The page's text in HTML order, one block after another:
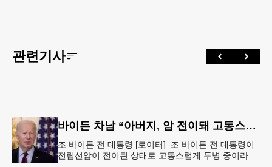
관련기사
바이든 차남 “아버지, 암 전이돼 고통스럽게 투병 중”
조 바이든 전 대통령 [로이터] 조 바이든 전 대통령이
전립선암이 전이된 상태로 고통스럽게 투병 중이라고